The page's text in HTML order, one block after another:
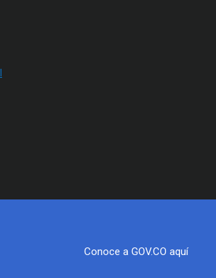
Conoce a GOV.CO aquí